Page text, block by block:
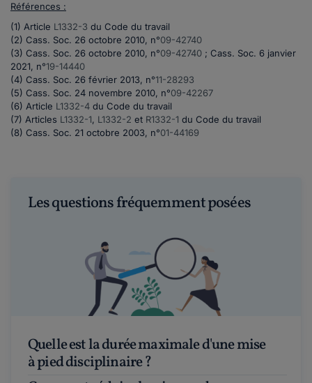
Références :
(1) Article L1332-3 du Code du travail
(2) Cass. Soc. 26 octobre 2010, n°09-42740
(3) Cass. Soc. 26 octobre 2010, n°09-42740 ; Cass. Soc. 6 janvier
2021, n°19-14440
(4) Cass. Soc. 26 février 2013, n°11-28293
(5) Cass. Soc. 24 novembre 2010, n°09-42267
(6) Article L1332-4 du Code du travail
(7) Articles L1332-1, L1332-2 et R1332-1 du Code du travail
(8) Cass. Soc. 21 octobre 2003, n°01-44169
Les questions fréquemment posées
Quelle est la durée maximale d'une mise
à pied disciplinaire ?